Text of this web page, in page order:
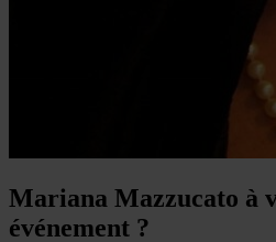
Mariana Mazzucato à
événement ?